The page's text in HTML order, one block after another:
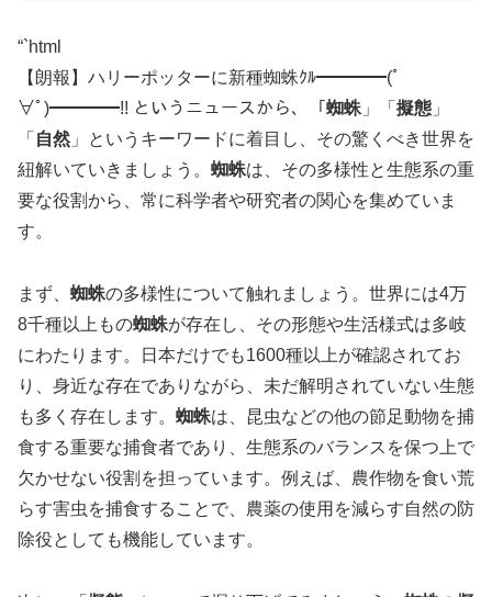
“`html
【朗報】ハリーポッターに新種蜘蛛ｸﾙ━━━━(ﾟ
∀ﾟ)━━━━!! というニュースから、「 蜘蛛 」「 擬態 」
「 自然 」というキーワードに着目し、その驚くべき世界を
紐解いていきましょう。 蜘蛛は、その多様性と生態系の重
要な役割から、常に科学者や研究者の関心を集めていま
す。
まず、 蜘蛛の多様性について触れましょう。世界には4万
8千種以上もの蜘蛛が存在し、その形態や生活様式は多岐
にわたります。日本だけでも1600種以上が確認されてお
り、身近な存在でありながら、未だ解明されていない生態
も多く存在します。 蜘蛛は、昆虫などの他の節足動物を捕
食する重要な捕食者であり、生態系のバランスを保つ上で
欠かせない役割を担っています。例えば、農作物を食い荒
らす害虫を捕食することで、農薬の使用を減らす自然の防
除役としても機能しています。